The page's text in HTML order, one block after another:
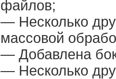
файлов;
— Несколько
массовой
— Добавлена
— Несколько